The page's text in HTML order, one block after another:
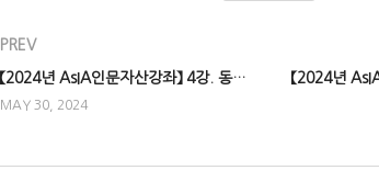
PREV
【2024년 AsIA인문자산강좌】 4강. 동남아 상좌불교의 특징과 미술
MAY 30, 2024